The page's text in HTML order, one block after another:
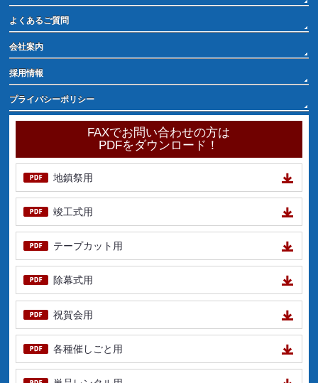
よくあるご質問
会社案内
採用情報
プライバシーポリシー
FAXでお問い合わせの方は
PDFをダウンロード！
地鎮祭用
竣工式用
テープカット用
除幕式用
祝賀会用
各種催しごと用